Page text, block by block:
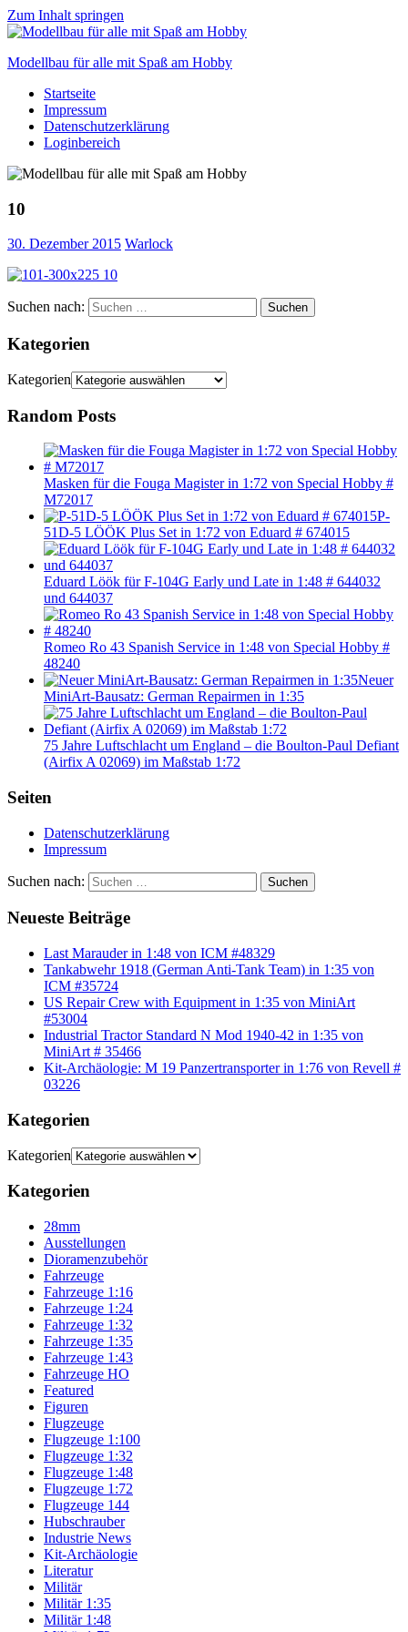
Zum Inhalt springen
Modellbau für alle mit Spaß am Hobby
Scale
modelling
to
Startseite
Impressum
Datenschutzerklärung
Loginbereich
10
30. Dezember 2015 Warlock
Suchen nach: Suchen
Kategorien
Kategorien
Random Posts
Masken für die Fouga Magister in 1:72 von Special Hobby #
M72017
P-
51D-5 LÖÖK Plus Set in 1:72 von Eduard # 674015
Eduard Löök für F-104G Early und Late in 1:48 # 644032
und 644037
Romeo Ro 43 Spanish Service in 1:48 von Special Hobby #
48240
Neuer
MiniArt-Bausatz: German Repairmen in 1:35
75 Jahre Luftschlacht um England – die Boulton-Paul Defiant
(Airfix A 02069) im Maßstab 1:72
Seiten
Datenschutzerklärung
Impressum
Suchen nach: Suchen
Neueste Beiträge
Last Marauder in 1:48 von ICM #48329
Tankabwehr 1918 (German Anti-Tank Team) in 1:35 von
ICM #35724
US Repair Crew with Equipment in 1:35 von MiniArt
#53004
Industrial Tractor Standard N Mod 1940-42 in 1:35 von
MiniArt # 35466
Kit-Archäologie: M 19 Panzertransporter in 1:76 von Revell #
03226
Kategorien
Kategorien
Kategorien
28mm
Ausstellungen
Dioramenzubehör
Fahrzeuge
Fahrzeuge 1:16
Fahrzeuge 1:24
Fahrzeuge 1:32
Fahrzeuge 1:35
Fahrzeuge 1:43
Fahrzeuge HO
Featured
Figuren
Flugzeuge
Flugzeuge 1:100
Flugzeuge 1:32
Flugzeuge 1:48
Flugzeuge 1:72
Flugzeuge 144
Hubschrauber
Industrie News
Kit-Archäologie
Literatur
Militär
Militär 1:35
Militär 1:48